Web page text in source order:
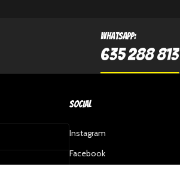
Whatsapp:
635 288 813
Social
Instagram
Facebook